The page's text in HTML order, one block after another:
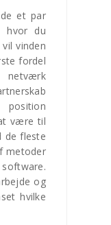
et par
hvor du
vinden
fordel
netværk
position
være til
de fleste
metoder
og
hvilke